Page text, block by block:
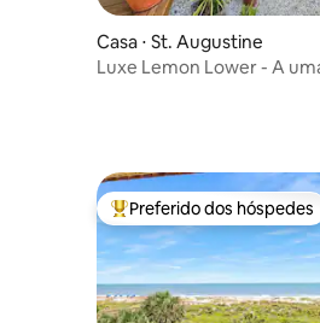
Casa ⋅ St. Augustine
Luxe Lemon Lower - A
Entre os melhores
Preferido dos hóspedes